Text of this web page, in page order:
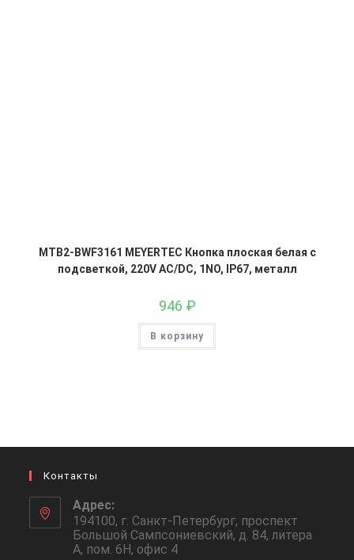
MTB2-BWF3161 MEYERTEC Кнопка плоская белая с
подсветкой, 220V AC/DC, 1NO, IP67, металл
946 ₽
В корзину
Контакты
Адрес:
194100, г. Санкт-Петербург, проспект
Большой Сампсониевский, д. 84, литера
А, пом. 6Н, офис 4